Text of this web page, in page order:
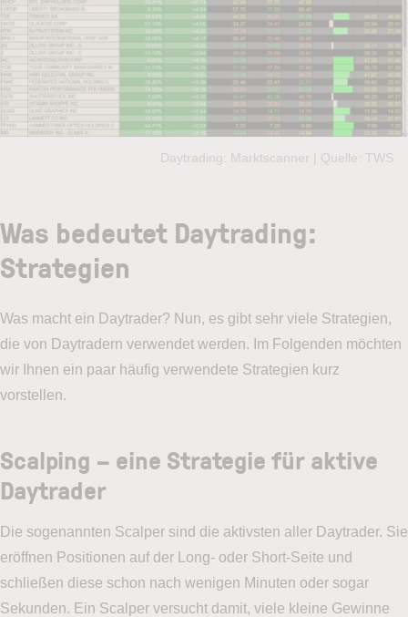
Daytrading: Marktscanner | Quelle: TWS
Was bedeutet Daytrading:
Strategien
Was macht ein Daytrader? Nun, es gibt sehr viele Strategien,
die von Daytradern verwendet werden. Im Folgenden möchten
wir Ihnen ein paar häufig verwendete Strategien kurz
vorstellen.
Scalping – eine Strategie für aktive
Daytrader
Die sogenannten Scalper sind die aktivsten aller Daytrader. Sie
eröffnen Positionen auf der Long- oder Short-Seite und
schließen diese schon nach wenigen Minuten oder sogar
Sekunden. Ein Scalper versucht damit, viele kleine Gewinne